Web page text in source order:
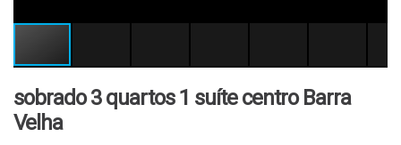
sobrado 3 quartos 1 suíte centro Barra
Velha